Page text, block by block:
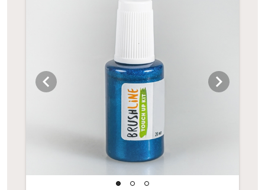
chevron_left chevron_right